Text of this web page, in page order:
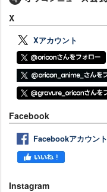
X
Xアカウント
Facebook
Facebookアカウント
Instagram